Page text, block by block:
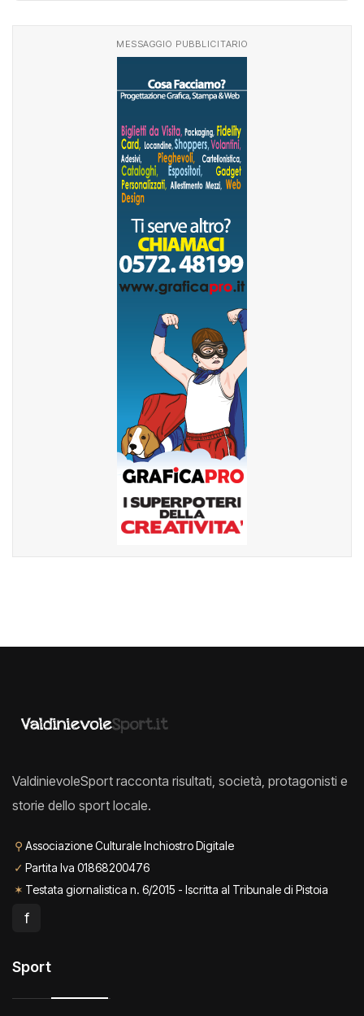
MESSAGGIO PUBBLICITARIO
ValdinievoleSport racconta risultati, società, protagonisti e
storie dello sport locale.
⚲ Associazione Culturale Inchiostro Digitale
✓ Partita Iva 01868200476
✶ Testata giornalistica n. 6/2015 - Iscritta al Tribunale di Pistoia
f
Sport